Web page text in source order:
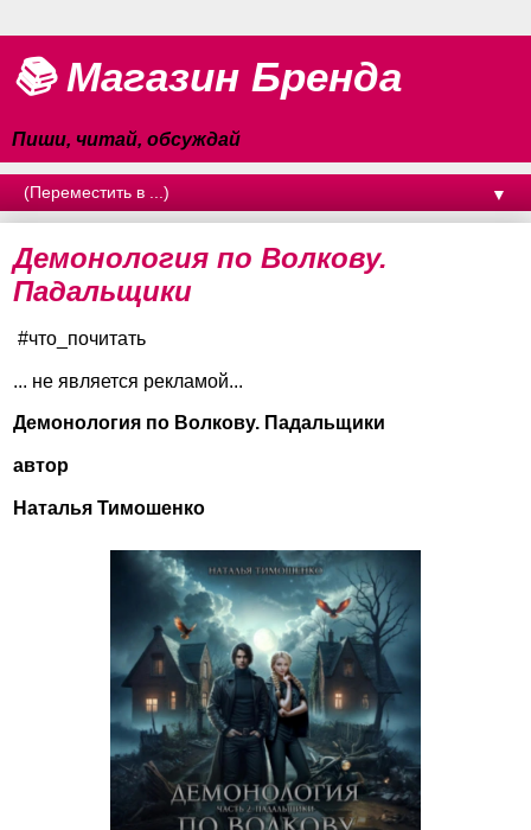
📚 Магазин Бренда
Пиши, читай, обсуждай
▼
Демонология по Волкову.
Падальщики
#что_почитать
... не является рекламой...
Демонология по Волкову. Падальщики
автор
Наталья Тимошенко